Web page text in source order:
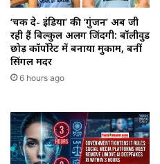
‘चक दे- इंडिया’ की ‘गुंजन’ अब जी
रही हैं बिल्कुल अलग जिंदगी: बॉलीवुड
छोड़ कॉर्पोरेट में बनाया मुकाम, बनीं
सिंगल मदर
6 hours ago